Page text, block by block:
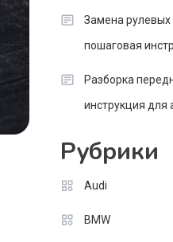
Замена рулевых
пошаговая
Разборка
инструкция для
Рубрики
Audi
BMW